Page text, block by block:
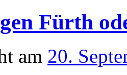
Fürth
am 20.